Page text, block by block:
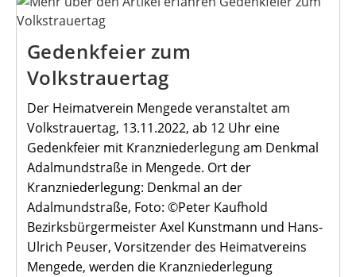
Gedenkfeier zum
Volkstrauertag
Der Heimatverein Mengede veranstaltet am
Volkstrauertag, 13.11.2022, ab 12 Uhr eine
Gedenkfeier mit Kranzniederlegung am Denkmal
Adalmundstraße in Mengede. Ort der
Kranzniederlegung: Denkmal an der
Adalmundstraße, Foto: ©Peter Kaufhold
Bezirksbürgermeister Axel Kunstmann und Hans-
Ulrich Peuser, Vorsitzender des Heimatvereins
Mengede, werden die Kranzniederlegung